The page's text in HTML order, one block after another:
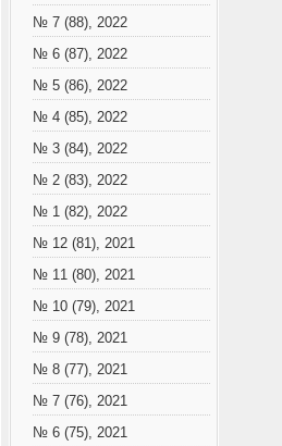
№ 7 (88), 2022
№ 6 (87), 2022
№ 5 (86), 2022
№ 4 (85), 2022
№ 3 (84), 2022
№ 2 (83), 2022
№ 1 (82), 2022
№ 12 (81), 2021
№ 11 (80), 2021
№ 10 (79), 2021
№ 9 (78), 2021
№ 8 (77), 2021
№ 7 (76), 2021
№ 6 (75), 2021